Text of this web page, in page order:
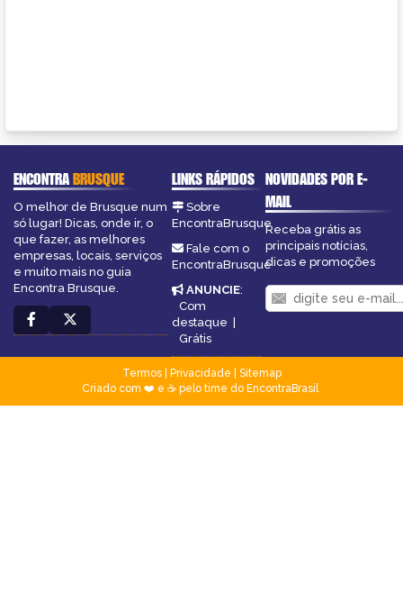
ENCONTRABRUSQUE
O melhor de Brusque num
só lugar! Dicas, onde ir, o
que fazer, as melhores
empresas, locais, serviços
e muito mais no guia
Encontra Brusque.
LINKS RÁPIDOS
Sobre
EncontraBrusque
Fale com o
EncontraBrusque
ANUNCIE:
Com
destaque |
Grátis
NOVIDADES POR E-
MAIL
Receba grátis as
principais notícias,
dicas e promoções
Termos| Privacidade
Sitemap
Criado com ❤️ e ☕ pelo time do EncontraBrasil